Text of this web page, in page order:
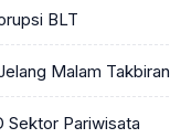
BLT
Malam Takbiran
Sektor Pariwisata